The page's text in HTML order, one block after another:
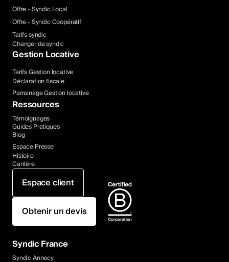
Offre - Syndic Local
Offre - Syndic Coopératif
Tarifs syndic
Changer de syndic
Gestion Locative
Tarifs Gestion locative
Déclaration fiscale
Parrainage Gestion locative
Ressources
Témoignages
Guides Pratiques
Blog
Espace Presse
Histoire
Carrière
Espace client
Obtenir un devis
Syndic France
Syndic Annecy